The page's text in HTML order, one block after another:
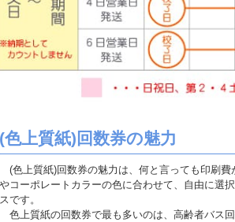
(色上質紙)回数券の魅力
(色上質紙)回数券の魅力は、何と言っても印刷
やコーポレートカラーの色に合わせて、自由に選
スです。
色上質紙の回数券で最も多いのは、高齢者バス